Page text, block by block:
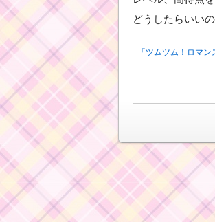
どうしたらいい
「ツムツム！ロマ